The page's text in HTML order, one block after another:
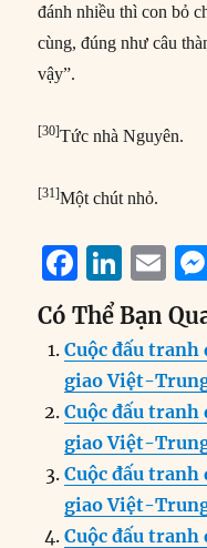
đánh nhiều thì con bỏ
cùng, đúng như câu
vậy”.
[30]Tức nhà Nguyên.
[31]Một chút nhỏ.
F
a
c
e
b
o
o
k
Li
n
k
e
d
I
n
E
m
ai
l
Có Thể Bạn
Cuộc đấu
giao Việt-
Cuộc đấu
giao Việt-
Cuộc đấu
giao Việt-
Cuộc đấu